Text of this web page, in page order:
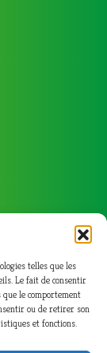
telles que les
Le fait de consentir
le comportement
ou de retirer son
et fonctions.